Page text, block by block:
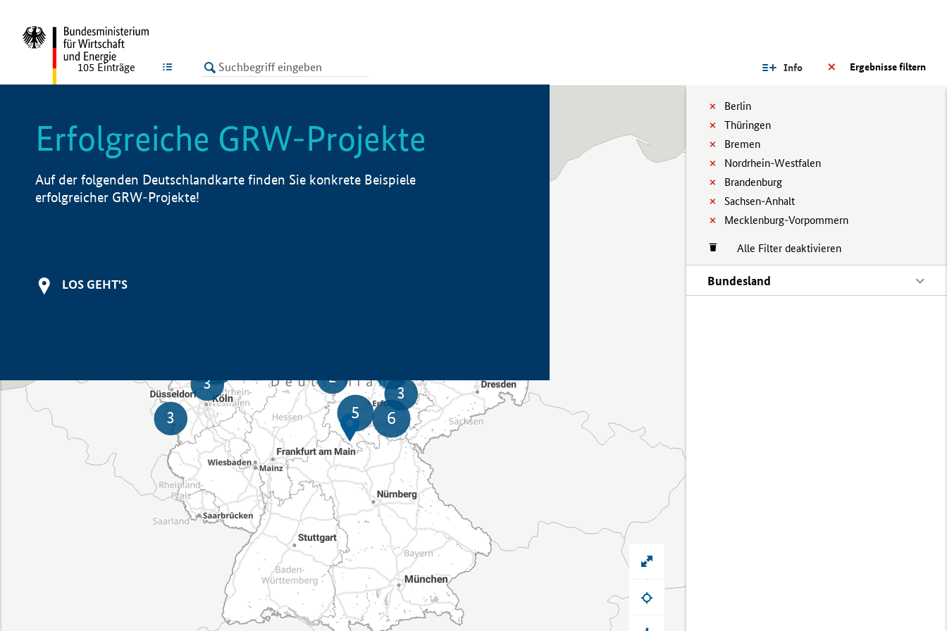
LISTE Ergebnisse filtern
Info
Berlin
Thüringen
Bremen
Nordrhein-Westfalen
Brandenburg
Sachsen-Anhalt
Mecklenburg-Vorpommern
Alle Filter deaktivieren
Bundesland
105 Einträge
Erfolgreiche GRW-Projekte
Auf der folgenden Deutschlandkarte finden Sie konkrete Beispiele
erfolgreicher GRW-Projekte!
LOS GEHT'S